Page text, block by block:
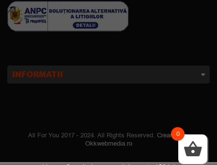
INFORMATII
All For You 2017 - 2024. All Rights Reserved. Creare site:
Okkwebmedia.ro
0